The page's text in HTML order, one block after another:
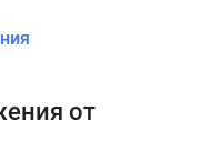
от